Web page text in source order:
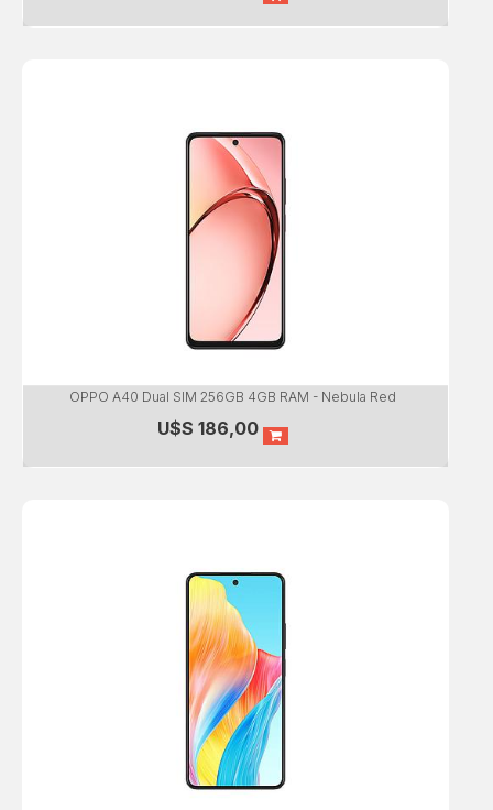
OPPO A40 Dual SIM 256GB 4GB RAM - Nebula Red
U$S 186,00